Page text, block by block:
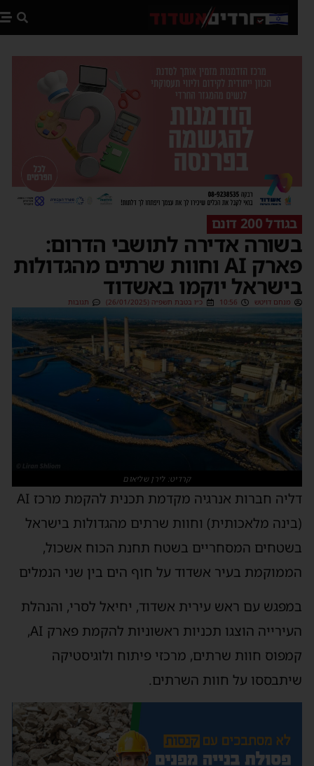
בגודל 200 דונם
אדירה לתושבי הדרום:
פארק AI וחוות שרתים מהגדולות
יוקמו באשדוד
מנחם דויטש 10:56 כ״ו בטבת תשפ״ה (26/01/2025) תגובות
קרדיט: לירן שליאום
דליה חברות אנרגיה מקדמת תכנית להקמת מרכז AI
מלאכותית) וחוות שרתים מהגדולות בישראל
המסחריים בשטח תחנת הכוח אשכול,
בעיר אשדוד על חוף הים בין שני הנמלים
עם ראש עירית אשדוד, יחיאל לסרי, והנהלת
חוות שרתים, מרכזי פיתוח ולוגיסטיקה
על חוות השרתים.